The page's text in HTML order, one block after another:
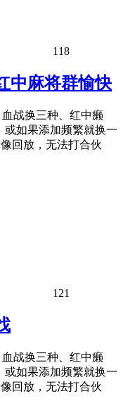
118
中麻将群愉快
战换三种、红中癞
或如果添加频繁就换一
回放，无法打合伙
121
战换三种、红中癞
或如果添加频繁就换一
回放，无法打合伙